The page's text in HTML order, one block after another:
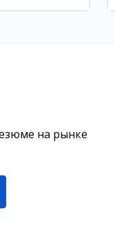
на рынке